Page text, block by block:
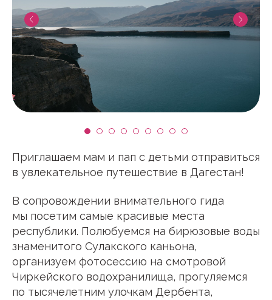
Приглашаем мам и пап с детьми отправиться
в увлекательное путешествие в Дагестан!
В сопровождении внимательного гида
мы посетим самые красивые места
республики. Полюбуемся на бирюзовые воды
знаменитого Сулакского каньона,
организуем фотосессию на смотровой
Чиркейского водохранилища, прогуляемся
по тысячелетним улочкам Дербента,